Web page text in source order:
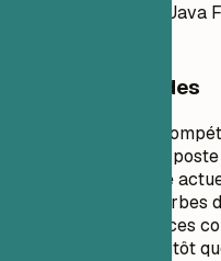
Langages : Python,
Conseils rapides
Priorisez les
description du
pour votre rôle
Utilisez des
des compétences
expérience plutôt